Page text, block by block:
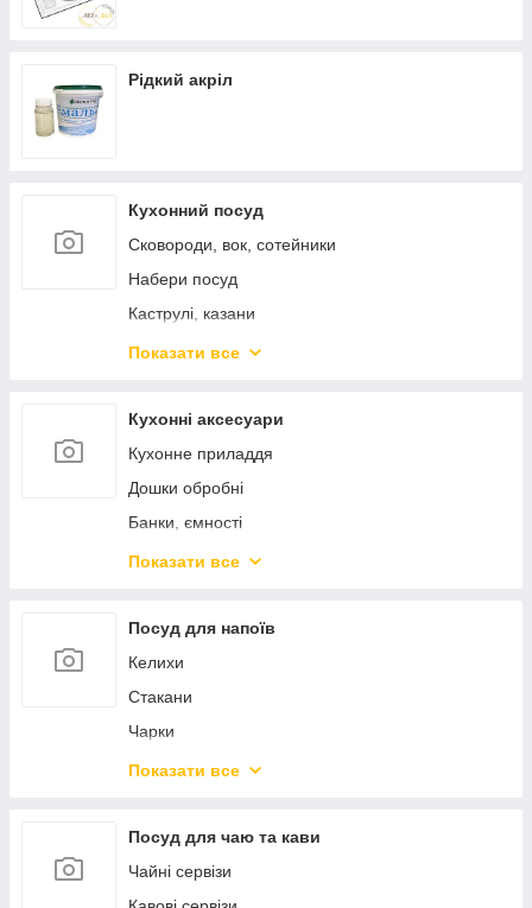
Рідкий акріл
Кухонний посуд
Сковороди, вок, сотейники
Набери посуд
Каструлі, казани
Каструлі з нержавіючої сталі
Ковші
Чайники
Турки
Миски
Марміти
Форми для випікання
Силіконові форми
Показати все
Кухонні аксесуари
Кухонне приладдя
Дошки обробні
Банки, ємності
Контейнери для продуктів
Ножі кухонні
Точила для ножів
Підставки та колоди для ножів
Сито, сушарки, друшляки
Тертки, овочерізки, подрібнювачі
Кавомолки
Кавоварки
Хлібниці
Показати все
Посуд для напоїв
Келихи
Стакани
Чарки
Стопки
Глечики, графіни
Декантери
Штофи
Показати все
Посуд для чаю та кави
Чайні сервізи